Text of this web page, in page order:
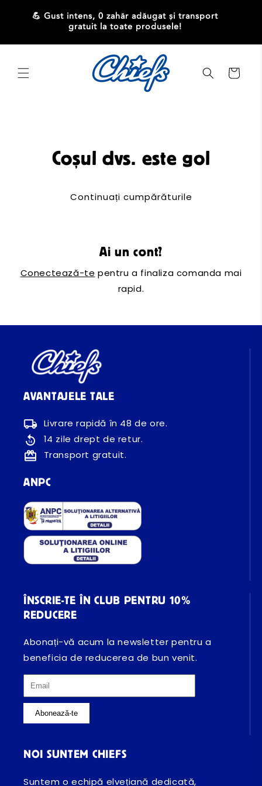
conținut
💪 Gust intens, 0 zahăr adăugat și transport
gratuit la toate produsele!
Coș
Coșul dvs. este gol
Continuați cumpărăturile
Ai un cont?
Conectează-te pentru a finaliza comanda mai
rapid.
AVANTAJELE TALE
Livrare rapidă în 48 de ore.
14 zile drept de retur.
Transport gratuit.
ANPC
ÎNSCRIE-TE ÎN CLUB PENTRU 10%
REDUCERE
Abonați-vă acum la newsletter pentru a
beneficia de reducerea de bun venit.
Abonează-te
NOI SUNTEM CHIEFS
Suntem o echipă elvețiană dedicată,